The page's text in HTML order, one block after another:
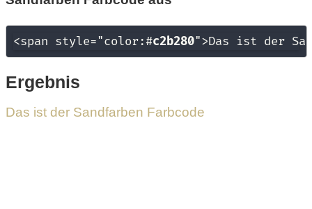
<span style="color:#c2b280">Das ist der
Ergebnis
Das ist der Sandfarben Farbcode